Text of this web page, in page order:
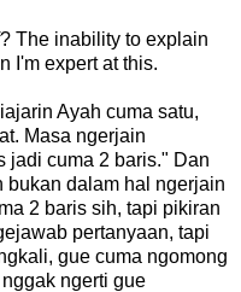
The inability to explain
I'm expert at this.
Ayah cuma satu,
Masa ngerjain
jadi cuma 2 baris." Dan
bukan dalam hal ngerjain
2 baris sih, tapi pikiran
pertanyaan, tapi
gue cuma ngomong
ngerti gue